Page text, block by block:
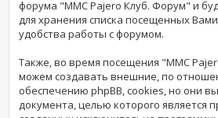
форума "MMC Pajero Клуб. Форум" и
для хранения списка посещенных
удобства работы с форумом.
Также, во время посещения "MMC
можем создавать внешние, по
обеспечению phpBB, cookies, но они
документа, целью которого является